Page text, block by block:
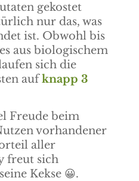
gekostet
nur das, was
ist. Obwohl bis
aus biologischem
sich die
aufknapp 3
Freude beim
vorhandener
aller
freut sich
Kekse 😀.